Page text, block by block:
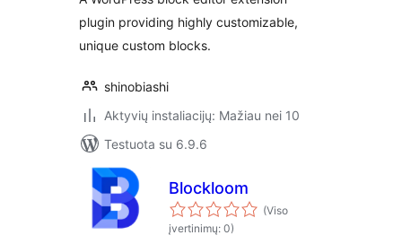
plugin providing highly customizable,
unique custom blocks.
shinobiashi
Aktyvių instaliacijų: Mažiau nei 10
Testuota su 6.9.6
Blockloom
(Viso
įvertinimų: 0)